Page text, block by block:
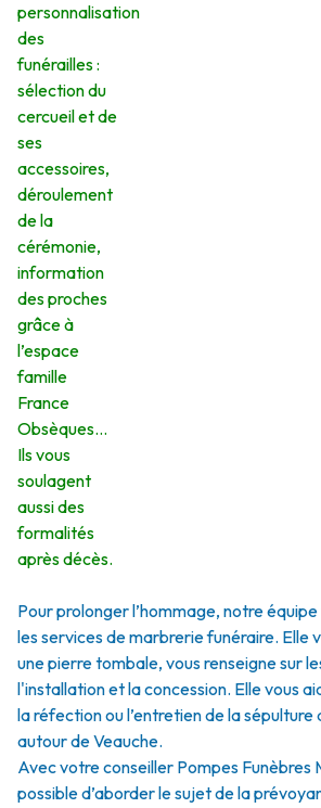
personnalisation
des
funérailles :
sélection du
cercueil et de
ses
accessoires,
déroulement
de la
cérémonie,
information
des proches
grâce à
l’espace
famille
France
Obsèques…
Ils vous
soulagent
aussi des
formalités
après décès.
Pour prolonger l’hommage, notre
les services de marbrerie funéraire. Elle
une pierre tombale, vous renseigne sur
l'installation et la concession. Elle vous
la réfection ou l’entretien de la sépulture
autour de Veauche.
Avec votre conseiller Pompes Funèbres
possible d’aborder le sujet de la